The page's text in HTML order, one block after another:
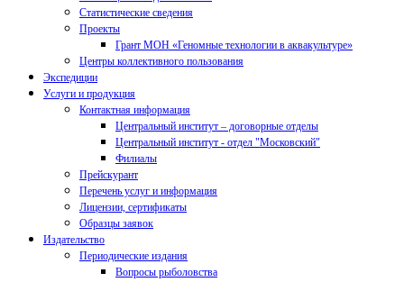
Статистические сведения
Проекты
Грант МОН «Геномные технологии в аквакультуре»
Центры коллективного пользования
Экспедиции
Услуги и продукция
Контактная информация
Центральный институт – договорные отделы
Центральный институт - отдел "Московский"
Филиалы
Прейскурант
Перечень услуг и информация
Лицензии, сертификаты
Образцы заявок
Издательство
Периодические издания
Вопросы рыболовства